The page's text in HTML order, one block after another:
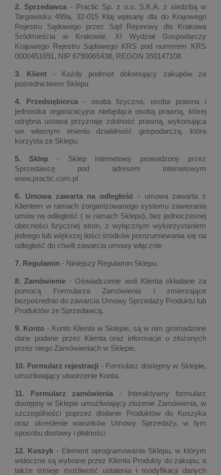
2. Sprzedawca - Practic Sp. z o.o. S.K.A. z siedzibą w
Targowisku 499a, 32-015 Kłaj wpisany dla do Krajowego
Rejestru Sądowego przez Sąd Rejonowy dla Krakowa
Śródmieścia w Krakowie. XI Wydział Gospodarczy
Krajowego Rejestru Sądowego KRS pod numerem KRS
0000451691, NIP 6790065438, REGON 350147108
3. Klient - Każdy podmiot dokonujący zakupów za
pośrednictwem Sklepu
4. Przedsiębiorca- osoba fizyczna, osoba prawna i
jednostka organizacyjna niebędąca osobą prawną, której
odrębna ustawa przyznaje zdolność prawną, wykonująca
we własnym imieniu działalność gospodarczą, która
korzysta ze Sklepu.
5. Sklep- Sklep internetowy prowadzony przez
Sprzedawcę pod adresem internetowym
www.practic.com.pl
6. Umowa zawarta na odległość - umowa zawarta z
Klientem w ramach zorganizowanego systemu zawierania
umów na odległość ( w ramach Sklepu), bez jednoczesnej
obecności fizycznej stron, z wyłącznym wykorzystaniem
jednego lub większej ilości środków porozumiewania się na
odległość do chwili zawarcia umowy włącznie
7. Regulamin - Niniejszy Regulamin Sklepu.
8. Zamówienie - Oświadczenie woli Klienta składane za
pomocą Formularza Zamówienia i zmierzające
bezpośrednio do zawarcia Umowy Sprzedaży Produktu lub
Produktów ze Sprzedawcą.
9. Konto - Konto Klienta w Sklepie, są w nim gromadzone
dane podane przez Klienta oraz informacje o złożonych
przez niego Zamówieniach w Sklepie.
10. Formularz rejestracji - Formularz dostępny w Sklepie,
umożliwiający utworzenie Konta.
11. Formularz zamówienia - Interaktywny formularz
dostępny w Sklepie umożliwiający złożenie Zamówienia, w
szczególności poprzez dodanie Produktów do Koszyka
oraz określenie warunków Umowy Sprzedaży, w tym
sposobu dostawy i płatności
12. Koszyk - Element oprogramowania Sklepu, w którym
widoczne są wybrane przez Klienta Produkty do zakupu, a
także istnieje możliwość ustalenia i modyfikacji danych